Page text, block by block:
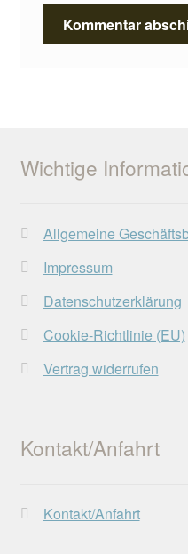
Wichtige
Allgemeine
Impressum
Datenschutzerklärung
Cookie-Richtlinie (EU)
Vertrag widerrufen
Kontakt/Anfahrt
Kontakt/Anfahrt